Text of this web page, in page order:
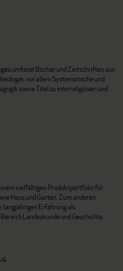
umfasst Bücher und Zeitschriften aus
vor allem Systematische und
sowie Titel zu interreligiösen und
vielfältigen Produktportfolio für
Haus und Garten. Zum anderen
langjährigen Erfahrung als
Landeskunde und Geschichte.